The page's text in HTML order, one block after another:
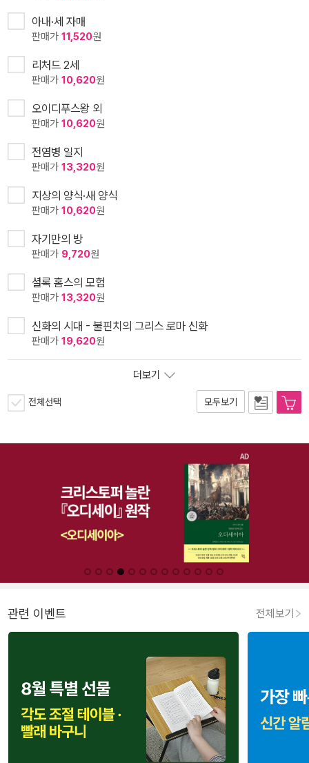
아내·세 자매
판매가 11,520원
리처드 2세
판매가 10,620원
오이디푸스왕 외
판매가 10,620원
전염병 일지
판매가 13,320원
지상의 양식·새 양식
판매가 10,620원
자기만의 방
판매가 9,720원
셜록 홈스의 모험
판매가 13,320원
신화의 시대 - 불핀치의 그리스 로마 신화
판매가 19,620원
더보기
전체선택 모두보기
관련 이벤트 전체보기